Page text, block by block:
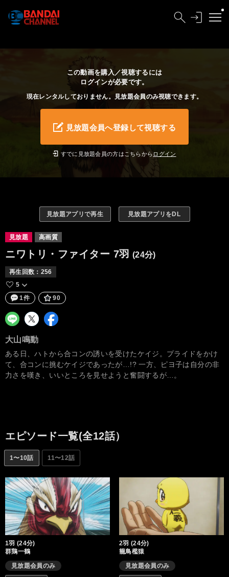
この動画を購入／視聴するには
ログインが必要です。
現在レンタルしておりません。見放題会員のみ視聴できます。
見放題会員へ登録して視聴する
すでに見放題会員の方はこちらから ログイン
見放題アプリで再生 見放題アプリをDL
見放題 高画質
ニワトリ・ファイター 7羽 (24分)
再生回数： 256
5
1件
90
大山鳴動
ある日、ハトから合コンの誘いを受けたケイジ。プライドをかけ
て、合コンに挑むケイジであったが…!? 一方、ピヨ子は自分の非
力さを嘆き、いいところを見せようと奮闘するが…。
エピソード一覧(全12話）
1〜10話 11〜12話
1羽 (24分)
群鶏一鶴
見放題会員のみ
2羽 (24分)
籠鳥檻猿
見放題会員のみ